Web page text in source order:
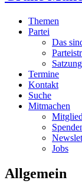
Themen
Partei
Das
Termine
Kontakt
Suche
Mitmachen
Jobs
Allgemein